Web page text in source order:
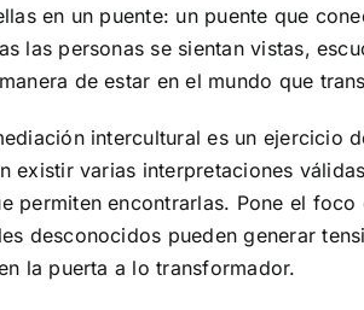
en un puente: un puente que
las personas se sientan vistas,
de estar en el mundo que
intercultural es un ejercicio
existir varias interpretaciones
permiten encontrarlas. Pone el
desconocidos pueden generar
la puerta a lo transformador.